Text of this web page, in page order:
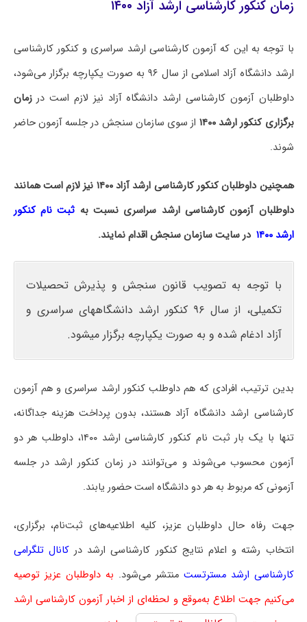
زمان کنکور کارشناسی ارشد آزاد ۱۴۰۰
با توجه به این که آزمون کارشناسی ارشد سراسری و کنکور کارشناسی
ارشد دانشگاه آزاد اسلامی از سال ۹۶ به صورت یکپارچه برگزار می‌شود،
داوطلبان آزمون کارشناسی ارشد دانشگاه آزاد نیز لازم است درزمان
برگزاری کنکور ارشد ۱۴۰۰
از سوی سازمان سنجش در جلسه آزمون حاضر
شوند.
همچنین داوطلبان کنکور کارشناسی ارشد آزاد ۱۴۰۰ نیز لازم است همانند
داوطلبان آزمون کارشناسی ارشد سراسری نسبت به ثبت نام کنکور
ارشد ۱۴۰۰
در سایت سازمان سنجش اقدام نمایند.
با توجه به تصویب قانون سنجش و پذیرش تحصیلات
تکمیلی، از سال ۹۶ کنکور ارشد دانشگاه‎های سراسری و
آزاد ادغام شده و به صورت یکپارچه برگزار می‎شود.
بدین ترتیب، افرادی که هم داوطلب کنکور ارشد سراسری و هم آزمون
کارشناسی ارشد دانشگاه آزاد هستند، بدون پرداخت هزینه جداگانه،
تنها با یک بار ثبت نام کنکور کارشناسی ارشد ۱۴۰۰، داوطلب هر دو
آزمون محسوب می‌شوند و می‌توانند در زمان کنکور ارشد در جلسه
آزمونی که مربوط به هر دو دانشگاه است حضور یابند.
جهت رفاه حال داوطلبان عزیز، کلیه اطلاعیه‌های ثبت‌نام، برگزاری،
انتخاب رشته و اعلام نتایج کنکور کارشناسی ارشد در کانال تلگرامی
کارشناسی ارشد مسترتست منتشر می‌شود. به داوطلبان عزیز توصیه
می‌کنیم جهت اطلاع به‌موقع و لحظه‌ای از اخبار آزمون کارشناسی ارشد